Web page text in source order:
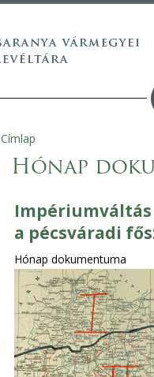
Hónap
Impériumváltás
a pécsváradi
Hónap dokumentuma